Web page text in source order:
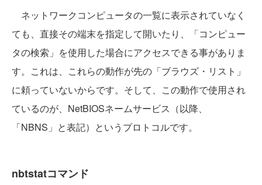
ネットワークコンピュータの一覧に表示されていなく
ても、直接その端末を指定して開いたり、「コンピュー
タの検索」を使用した場合にアクセスできる事がありま
す。これは、これらの動作が先の「ブラウズ・リスト」
に頼っていないからです。そして、この動作で使用され
ているのが、NetBIOSネームサービス（以降、
「NBNS」と表記）というプロトコルです。
nbtstatコマンド